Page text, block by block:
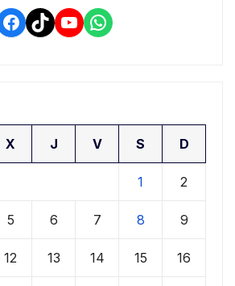
Facebook
TikTokYouTube
WhatsApp
X J V S D
1 2
5 6 7 8 9
12 13 14 15 16